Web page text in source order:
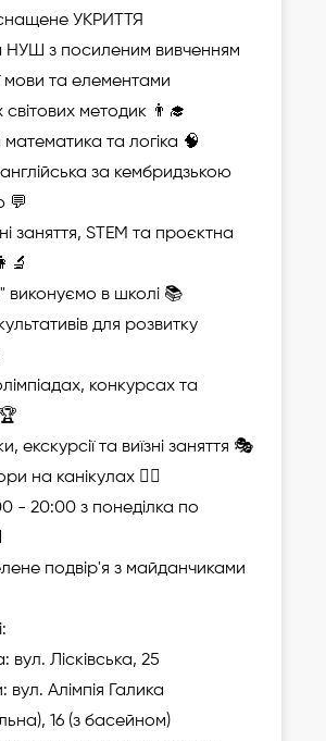
УКРИТТЯ
НУШ з посиленим вивченням
мови та елементами
методик 👨‍🎓
та логіка 🧠
за кембридзькою
💬
заняття, STEM та проєктна
виконуємо в школі 📚
для розвитку
конкурсах та
екскурсії та виїзні заняття 🎭
на канікулах 🤸‍♀️
- 20:00 з понеділка по
подвір'я з майданчиками
вул. Лісківська, 25
Алімпія Галика
16 (з басейном)